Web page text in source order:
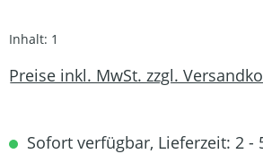
Inhalt: 1
Preise inkl. MwSt. zzgl.
Sofort verfügbar, Lieferzeit: 2 -